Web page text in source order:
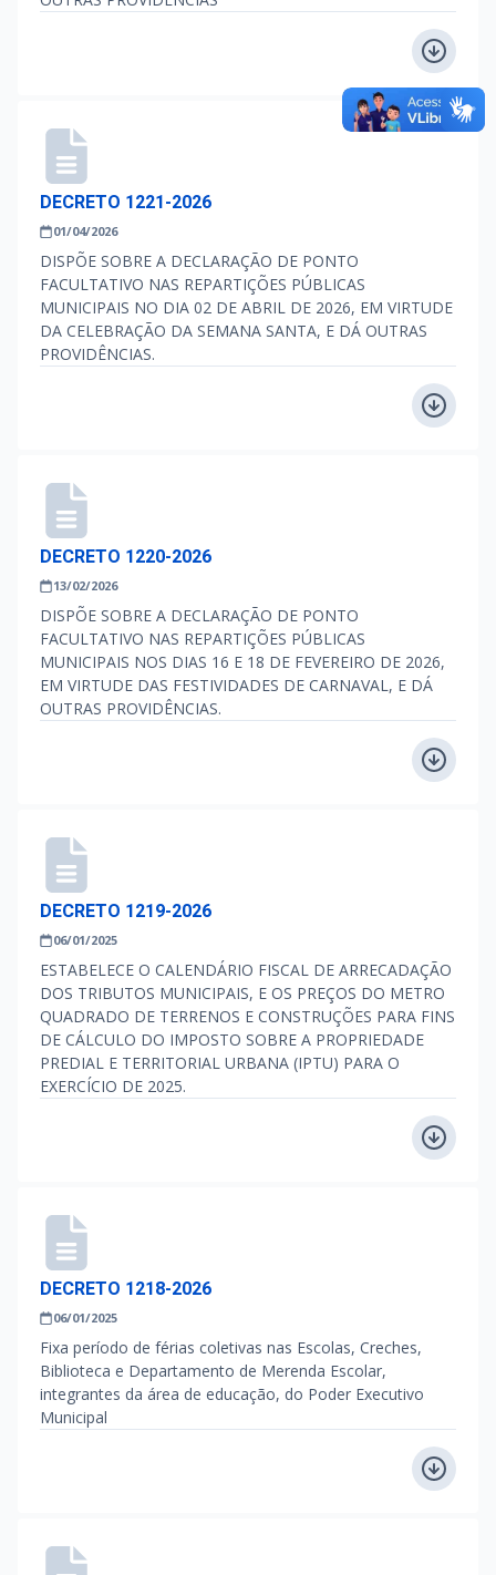
DECRETO 1221-2026
01/04/2026
DISPÕE SOBRE A DECLARAÇÃO DE PONTO
FACULTATIVO NAS REPARTIÇÕES PÚBLICAS
MUNICIPAIS NO DIA 02 DE ABRIL DE 2026, EM VIRTUDE
DA CELEBRAÇÃO DA SEMANA SANTA, E DÁ OUTRAS
PROVIDÊNCIAS.
DECRETO 1220-2026
13/02/2026
DISPÕE SOBRE A DECLARAÇÃO DE PONTO
FACULTATIVO NAS REPARTIÇÕES PÚBLICAS
MUNICIPAIS NOS DIAS 16 E 18 DE FEVEREIRO DE 2026,
EM VIRTUDE DAS FESTIVIDADES DE CARNAVAL, E DÁ
OUTRAS PROVIDÊNCIAS.
DECRETO 1219-2026
06/01/2025
ESTABELECE O CALENDÁRIO FISCAL DE ARRECADAÇÃO
DOS TRIBUTOS MUNICIPAIS, E OS PREÇOS DO METRO
QUADRADO DE TERRENOS E CONSTRUÇÕES PARA FINS
DE CÁLCULO DO IMPOSTO SOBRE A PROPRIEDADE
PREDIAL E TERRITORIAL URBANA (IPTU) PARA O
EXERCÍCIO DE 2025.
DECRETO 1218-2026
06/01/2025
Fixa período de férias coletivas nas Escolas, Creches,
Biblioteca e Departamento de Merenda Escolar,
integrantes da área de educação, do Poder Executivo
Municipal